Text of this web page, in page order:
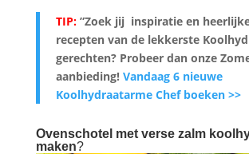
TIP:”Zoek jij inspiratie en
recepten van de lekkerste
gerechten? Probeer dan onze
aanbieding! Vandaag 6 nieuwe
Koolhydraatarme Chef boeken >>
Ovenschotel met verse zalm
maken?